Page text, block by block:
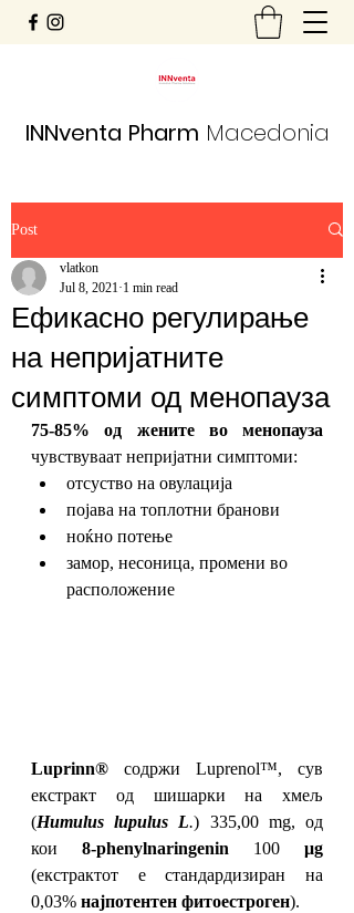
INNventa Pharm Macedonia
Post
Ефикасно регулирање
на непријатните
симптоми од менопауза
vlatkon
Jul 8, 2021 1 min read
75-85% од жените во менопауза
чувствуваат непријатни симптоми:
отсуство на овулација
појава на топлотни бранови
ноќно потење
замор, несоница, промени во
расположение
Luprinn® содржи Luprenol™, сув
екстракт од шишарки на хмељ
(Humulus lupulus L.) 335,00 mg, од
кои 8-phenylnaringenin 100 μg
(екстрактот е стандардизиран на
0,03% најпотентен фитоестроген).